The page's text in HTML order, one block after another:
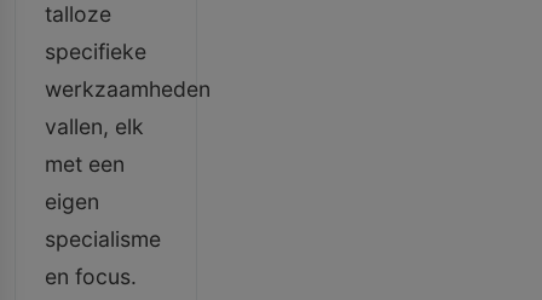
talloze
specifieke
werkzaamheden
vallen, elk
met een
eigen
specialisme
en focus.